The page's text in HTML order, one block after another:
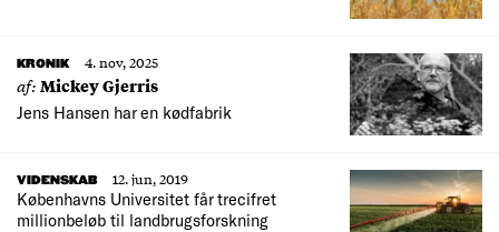
KRONIK 4. nov, 2025
af:Mickey Gjerris
Jens Hansen har en kødfabrik
VIDENSKAB
12. jun, 2019
Københavns Universitet får trecifret
millionbeløb til landbrugsforskning